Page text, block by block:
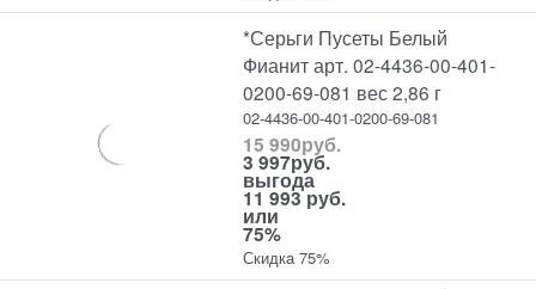
*Серьги Пусеты Белый
Фианит арт. 02-4436-00-401-
0200-69-081 вес 2,86 г
02-4436-00-401-0200-69-081
15 990руб.
3 997руб.
выгода
11 993 руб.
или
75%
Скидка 75%